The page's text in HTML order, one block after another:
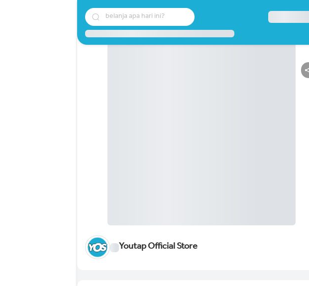
belanja apa hari ini?
Youtap Official Store